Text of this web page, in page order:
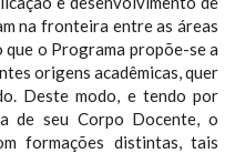
na fronteira entre as áreas
que o Programa propõe-se a
origens acadêmicas, quer
Deste modo, e tendo por
de seu Corpo Docente, o
formações distintas, tais